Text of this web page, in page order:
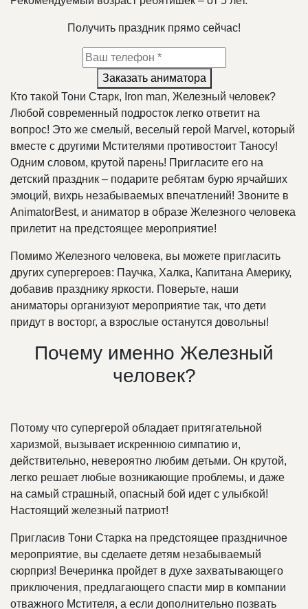
Получить праздник прямо сейчас!
Заказать аниматора
Кто такой Тони Старк, Iron man, Железный человек?
Любой современный подросток легко ответит на
вопрос! Это же смелый, веселый герой Marvel, который
вместе с другими Мстителями противостоит Таносу!
Одним словом, крутой парень! Пригласите его на
детский праздник – подарите ребятам бурю ярчайших
эмоций, вихрь незабываемых впечатлений! Звоните в
AnimatorBest, и аниматор в образе Железного человека
прилетит на предстоящее мероприятие!
Помимо Железного человека, вы можете пригласить
других супергероев: Паучка, Халка, Капитана Америку,
добавив празднику яркости. Поверьте, наши
аниматоры организуют мероприятие так, что дети
придут в восторг, а взрослые останутся довольны!
Почему именно Железный
человек?
Потому что супергерой обладает притягательной
харизмой, вызывает искреннюю симпатию и,
действительно, невероятно любим детьми. Он крутой,
легко решает любые возникающие проблемы, и даже
на самый страшный, опасный бой идет с улыбкой!
Настоящий железный патриот!
Пригласив Тони Старка на предстоящее праздничное
мероприятие, вы сделаете детям незабываемый
сюрприз! Вечеринка пройдет в духе захватывающего
приключения, предлагающего спасти мир в компании
отважного Мстителя, а если дополнительно позвать